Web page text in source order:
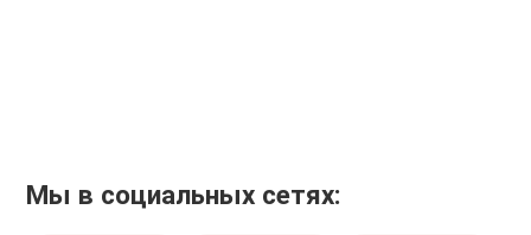
Мы в социальных сетях: